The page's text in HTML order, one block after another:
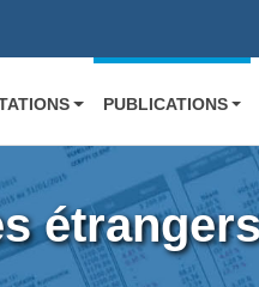
PUBLICATIONS